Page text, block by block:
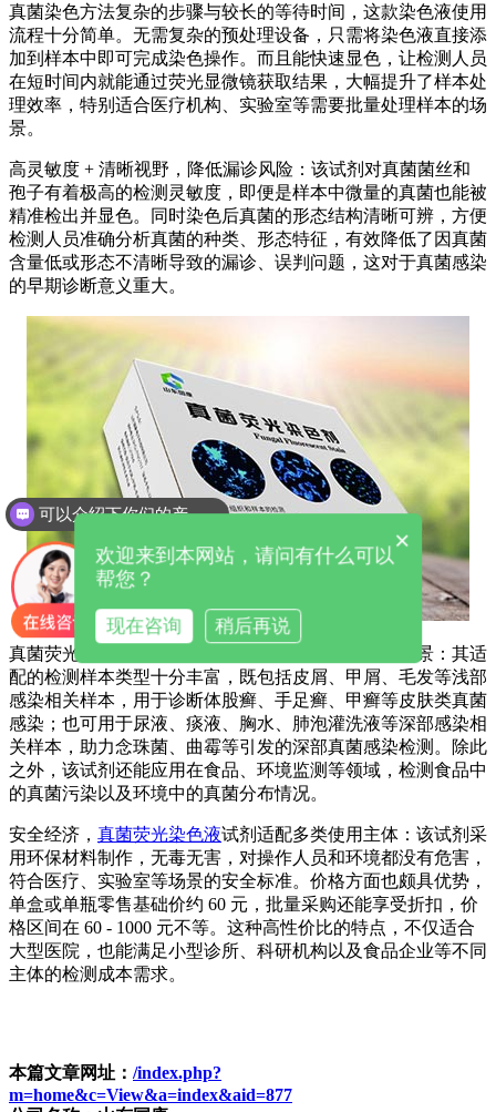
真菌染色方法复杂的步骤与较长的等待时间，这款染色液使用
流程十分简单。无需复杂的预处理设备，只需将染色液直接添
加到样本中即可完成染色操作。而且能快速显色，让检测人员
在短时间内就能通过荧光显微镜获取结果，大幅提升了样本处
理效率，特别适合医疗机构、实验室等需要批量处理样本的场
景。
高灵敏度 + 清晰视野，降低漏诊风险：该试剂对真菌菌丝和
孢子有着极高的检测灵敏度，即便是样本中微量的真菌也能被
精准检出并显色。同时染色后真菌的形态结构清晰可辨，方便
检测人员准确分析真菌的种类、形态特征，有效降低了因真菌
含量低或形态不清晰导致的漏诊、误判问题，这对于真菌感染
的早期诊断意义重大。
真菌荧光染色液试剂
样本适配广泛，覆盖多类检测场景：其适
配的检测样本类型十分丰富，既包括皮屑、甲屑、毛发等浅部
感染相关样本，用于诊断体股癣、手足癣、甲癣等皮肤类真菌
感染；也可用于尿液、痰液、胸水、肺泡灌洗液等深部感染相
关样本，助力念珠菌、曲霉等引发的深部真菌感染检测。除此
之外，该试剂还能应用在食品、环境监测等领域，检测食品中
的真菌污染以及环境中的真菌分布情况。
安全经济， 真菌荧光染色液试剂 适配多类使用主体：该试剂采
用环保材料制作，无毒无害，对操作人员和环境都没有危害，
符合医疗、实验室等场景的安全标准。价格方面也颇具优势，
单盒或单瓶零售基础价约 60 元，批量采购还能享受折扣，价
格区间在 60 - 1000 元不等。这种高性价比的特点，不仅适合
大型医院，也能满足小型诊所、科研机构以及食品企业等不同
主体的检测成本需求。
本篇文章网址： /index.php?
m=home&c=View&a=index&aid=877
可以介绍下你们的产品么
×
欢迎来到本网站，请问有什么可以
帮您？
现在咨询 稍后再说